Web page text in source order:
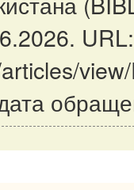
URL: